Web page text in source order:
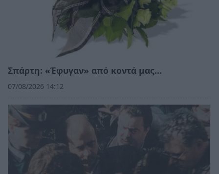
Σπάρτη: «Έφυγαν» από κοντά μας…
07/08/2026 14:12